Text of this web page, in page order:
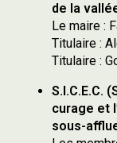
de la
Le maire :
Titulaire :
Titulaire :
S.I.C.E.C.
curage et
sous-